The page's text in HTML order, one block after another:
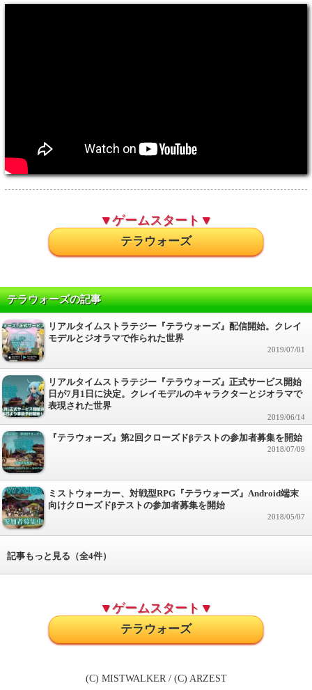
▼ゲームスタート▼
テラウォーズ
テラウォーズの記事
リアルタイムストラテジー『テラウォーズ』配信開始。クレイ
モデルとジオラマで作られた世界
2019/07/01
リアルタイムストラテジー『テラウォーズ』正式サービス開始
日が7月1日に決定。クレイモデルのキャラクターとジオラマで
表現された世界
2019/06/14
『テラウォーズ』第2回クローズドβテストの参加者募集を開始
2018/07/09
ミストウォーカー、対戦型RPG『テラウォーズ』Android端末
向けクローズドβテストの参加者募集を開始
2018/05/07
記事もっと見る（全4件）
▼ゲームスタート▼
テラウォーズ
(C) MISTWALKER / (C) ARZEST